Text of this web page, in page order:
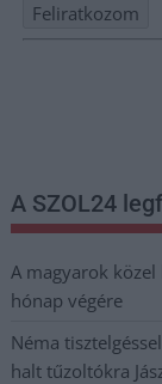
A SZOL24
A magyarok
hónap végére
Néma
halt tűzoltókra